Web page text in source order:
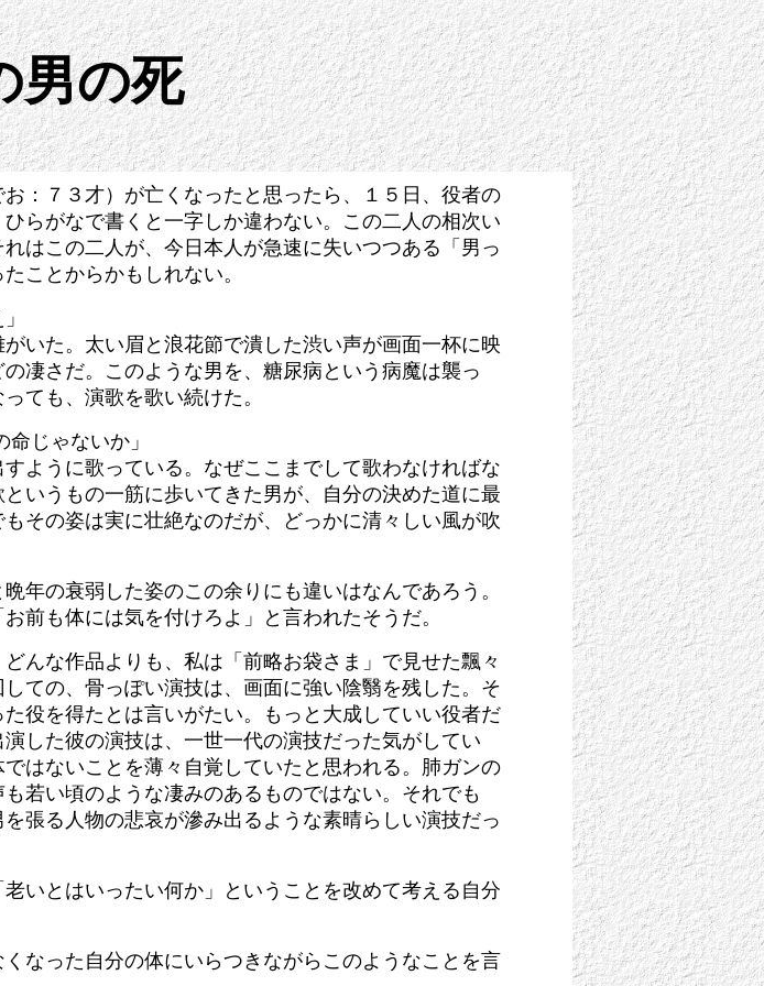
男の死
：７３才）が亡くなったと思ったら、１５日、役者の
らがなで書くと一字しか違わない。この二人の相次い
はこの二人が、今日本人が急速に失いつつある「男っ
ことからかもしれない。
いた。太い眉と浪花節で潰した渋い声が画面一杯に映
凄さだ。このような男を、糖尿病という病魔は襲っ
ても、演歌を歌い続けた。
じゃないか」
ように歌っている。なぜここまでして歌わなければな
いうもの一筋に歩いてきた男が、自分の決めた道に最
その姿は実に壮絶なのだが、どっかに清々しい風が吹
年の衰弱した姿のこの余りにも違いはなんであろう。
前も体には気を付けろよ」と言われたそうだ。
んな作品よりも、私は「前略お袋さま」で見せた飄々
ての、骨っぽい演技は、画面に強い陰翳を残した。そ
役を得たとは言いがたい。もっと大成していい役者だ
した彼の演技は、一世一代の演技だった気がしてい
はないことを薄々自覚していたと思われる。肺ガンの
若い頃のような凄みのあるものではない。それでも
張る人物の悲哀が滲み出るような素晴らしい演技だっ
いとはいったい何か」ということを改めて考える自分
なった自分の体にいらつきながらこのようなことを言